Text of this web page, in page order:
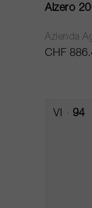
Alzero
Azienda
CHF
VI 94